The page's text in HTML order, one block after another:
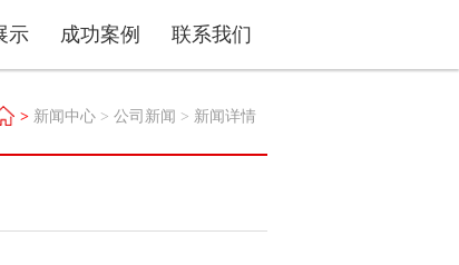
示 成功案例 联系我们
> 新闻中心 > 公司新闻 > 新闻详情